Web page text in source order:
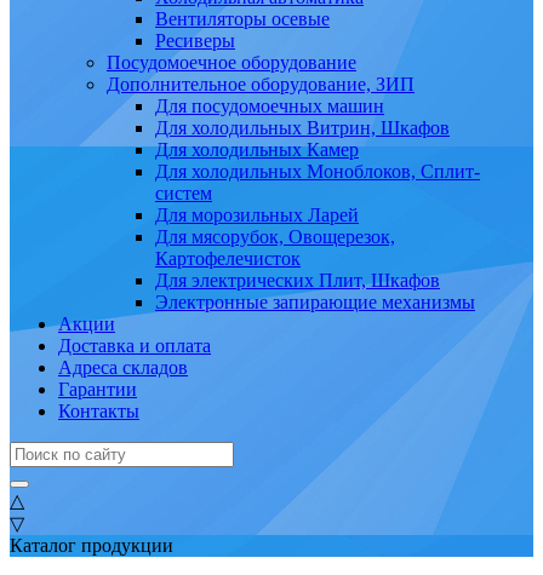
Вентиляторы осевые
Ресиверы
Посудомоечное оборудование
Дополнительное оборудование, ЗИП
Для посудомоечных машин
Для холодильных Витрин, Шкафов
Для холодильных Камер
Для холодильных Моноблоков, Сплит-
систем
Для морозильных Ларей
Для мясорубок, Овощерезок,
Картофелечисток
Для электрических Плит, Шкафов
Электронные запирающие механизмы
Акции
Доставка и оплата
Адреса складов
Гарантии
Контакты
△
▽
Каталог продукции